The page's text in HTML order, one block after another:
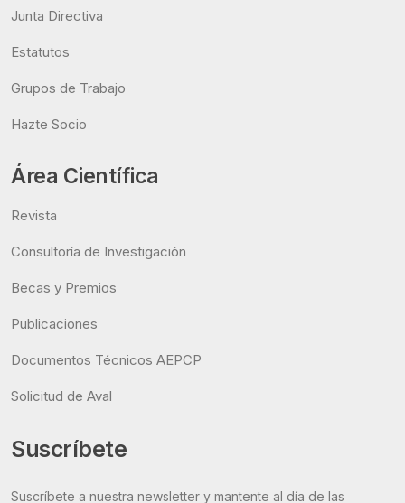
Junta Directiva
Estatutos
Grupos de Trabajo
Hazte Socio
Área Científica
Revista
Consultoría de Investigación
Becas y Premios
Publicaciones
Documentos Técnicos AEPCP
Solicitud de Aval
Suscríbete
Suscríbete a nuestra newsletter y mantente al día de las